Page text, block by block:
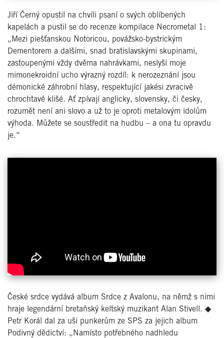
Jiří Černý opustil na chvíli psaní o svých oblíbených
kapelách a pustil se do recenze kompilace Necrometal 1:
„Mezi piešťanskou Notoricou, povážsko-bystrickým
Dementorem a dalšími, snad bratislavskými skupinami,
zastoupenými vždy dvěma nahrávkami, neslyší moje
mimonekroidní ucho výrazný rozdíl: k nerozeznání jsou
démonické záhrobní hlasy, respektující jakési zvracivě
chrochtavé klišé. Ať zpívají anglicky, slovensky, či česky,
rozumět není ani slovo a už to je oproti metalovým idolům
výhoda. Můžete se soustředit na hudbu – a ona tu opravdu
je.“
České srdce vydává album Srdce z Avalonu, na němž s nimi
hraje legendární bretaňský keltský muzikant Alan Stivell. ◆
Petr Korál dal za uši punkerům ze SPS za jejich album
Podivný dědictví: „Namísto potřebného nadhledu